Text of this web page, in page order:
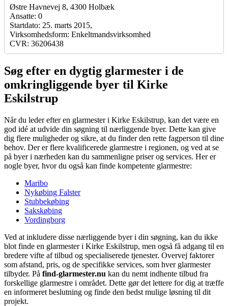
Østre Havnevej 8, 4300 Holbæk
Ansatte: 0
Startdato: 25. marts 2015,
Virksomhedsform: Enkeltmandsvirksomhed
CVR: 36206438
Søg efter en dygtig glarmester i de
omkringliggende byer til Kirke
Eskilstrup
Når du leder efter en glarmester i Kirke Eskilstrup, kan det være en
god idé at udvide din søgning til nærliggende byer. Dette kan give
dig flere muligheder og sikre, at du finder den rette fagperson til dine
behov. Der er flere kvalificerede glarmestre i regionen, og ved at se
på byer i nærheden kan du sammenligne priser og services. Her er
nogle byer, hvor du også kan finde kompetente glarmestre:
Maribo
Nykøbing Falster
Stubbekøbing
Sakskøbing
Vordingborg
Ved at inkludere disse nærliggende byer i din søgning, kan du ikke
blot finde en glarmester i Kirke Eskilstrup, men også få adgang til en
bredere vifte af tilbud og specialiserede tjenester. Overvej faktorer
som afstand, pris, og de specifikke services, som hver glarmester
tilbyder. På find-glarmester.nu kan du nemt indhente tilbud fra
forskellige glarmestre i området. Dette gør det lettere for dig at træffe
en informeret beslutning og finde den bedst mulige løsning til dit
projekt.